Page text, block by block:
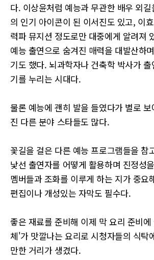
다. 이상윤처럼 예능과 무관한 배우 외
의 인기 아이콘이 된 이서진도 있고, 이
력파 뮤지션 정도로만 대중에게 알려져
예능 출연으로 숨겨진 매력을 대발산하
기도 했다. 뇌과학자나 건축학 박사가
기를 누리는 시대다.
물론 예능에 괜히 발을 들였다가 별로
진 다른 분야 스타들도 많다.
꽃길을 걸은 다른 예능 프로그램들을 참
낯선 출연자를 어떻게 활용하며 진정성
멤버들과 조화를 이루게 하는 지가 중요
편집이나 개성있는 자막도 필수다.
좋은 재료를 준비해 이제 막 요리 준비
체'가 맛깔나는 요리로 시청자들의 식탁
만한 거리가 생겼다.